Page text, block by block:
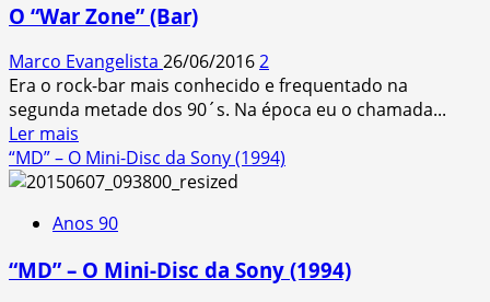
O “War Zone” (Bar)
Marco Evangelista 26/06/20162
Era o rock-bar mais conhecido e frequentado na
segunda metade dos 90´s. Na época eu o chamada...
Ler mais
more
about
“War
(Bar)
“MD” – O Mini-Disc da Sony (1994)
Anos 90
“MD” – O Mini-Disc da Sony (1994)